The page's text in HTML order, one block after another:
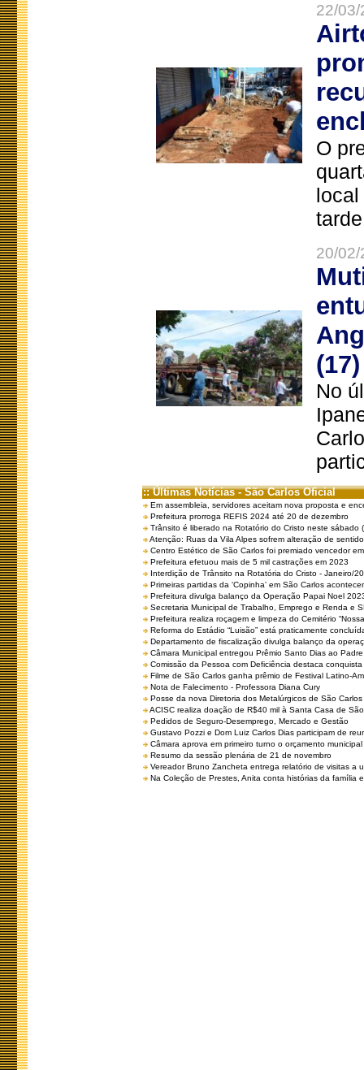
22/
O
20/
(17)
No
:: Últimas Notícias - São Carlos Oficial
Em assembleia, servidores aceitam nova proposta e
Prefeitura prorroga REFIS 2024 até 20 de dezembro
Trânsito é liberado na Rotatório do Cristo neste sábado
Atenção: Ruas da Vila Alpes sofrem alteração de
Centro Estético de São Carlos foi premiado vencedor
Prefeitura efetuou mais de 5 mil castrações em 2023
Interdição de Trânsito na Rotatória do Cristo - Janeiro/
Primeiras partidas da ‘Copinha’ em São Carlos
Prefeitura divulga balanço da Operação Papai Noel
Secretaria Municipal de Trabalho, Emprego e Renda e
Prefeitura realiza roçagem e limpeza do Cemitério
Reforma do Estádio “Luisão” está praticamente
Departamento de fiscalização divulga balanço da
Câmara Municipal entregou Prêmio Santo Dias ao
Comissão da Pessoa com Deficiência destaca
Filme de São Carlos ganha prêmio de Festival Latino-
Nota de Falecimento - Professora Diana Cury
Posse da nova Diretoria dos Metalúrgicos de São
ACISC realiza doação de R$40 mil à Santa Casa de
Pedidos de Seguro-Desemprego, Mercado e Gestão
Gustavo Pozzi e Dom Luiz Carlos Dias participam de
Câmara aprova em primeiro turno o orçamento
Resumo da sessão plenária de 21 de novembro
Vereador Bruno Zancheta entrega relatório de visitas a
Na Coleção de Prestes, Anita conta histórias da família